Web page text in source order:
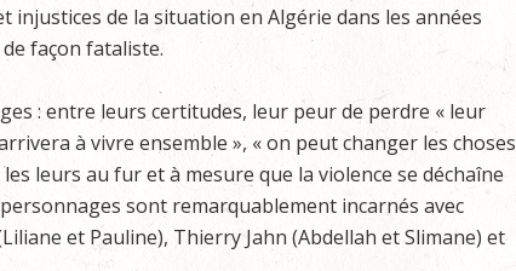
injustices de la situation en Algérie dans les années
façon fataliste.
: entre leurs certitudes, leur peur de perdre « leur
à vivre ensemble », « on peut changer les choses
leurs au fur et à mesure que la violence se déchaîne
sont remarquablement incarnés avec
et Pauline), Thierry Jahn (Abdellah et Slimane) et